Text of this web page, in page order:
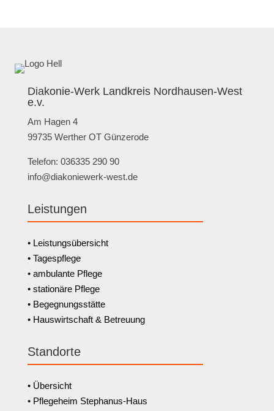
Diakonie-Werk Landkreis Nordhausen-West
e.v.
Am Hagen 4
99735 Werther OT Günzerode
Telefon: 036335 290 90
info@diakoniewerk-west.de
Leistungen
• Leistungsübersicht
• Tagespflege
• ambulante Pflege
• stationäre Pflege
• Begegnungsstätte
• Hauswirtschaft & Betreuung
Standorte
• Übersicht
• Pflegeheim Stephanus-Haus